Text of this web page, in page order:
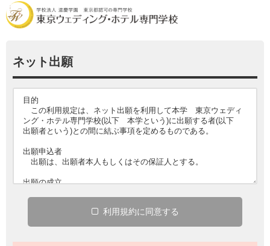
ネット 出願
利用規約に同意する